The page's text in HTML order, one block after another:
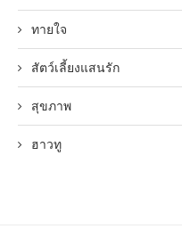
ทายใจ
สัตว์เลี้ยงแสนรัก
สุขภาพ
ฮาวทู